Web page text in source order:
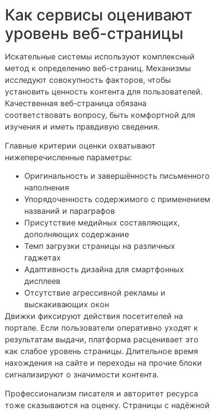
Как сервисы оценивают
уровень веб-страницы
Искательные системы используют комплексный
метод к определению веб-страниц. Механизмы
исследуют совокупность факторов, чтобы
установить ценность контента для пользователей.
Качественная веб-страница обязана
соответствовать вопросу, быть комфортной для
изучения и иметь правдивую сведения.
Главные критерии оценки охватывают
нижеперечисленные параметры:
Оригинальность и завершённость письменного
наполнения
Упорядоченность содержимого с применением
названий и параграфов
Присутствие медийных составляющих,
дополняющих содержание
Темп загрузки страницы на различных
гаджетах
Адаптивность дизайна для смартфонных
дисплеев
Отсутствие агрессивной рекламы и
выскакивающих окон
Движки фиксируют действия посетителей на
портале. Если пользователи оперативно уходят к
результатам выдачи, платформа расценивает это
как слабое уровень страницы. Длительное время
нахождения на сайте и переходы на прочие блоки
сигнализируют о значимости контента.
Профессионализм писателя и авторитет ресурса
тоже сказываются на оценку. Страницы с надёжной